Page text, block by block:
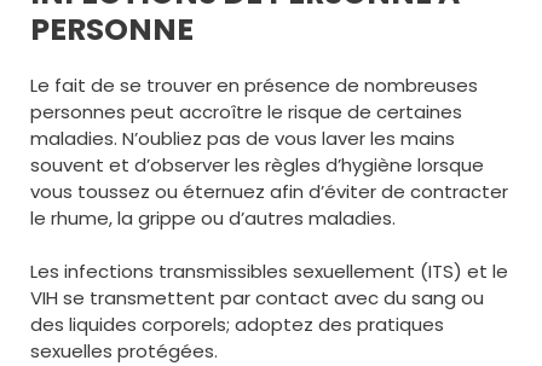
PERSONNE
Le fait de se trouver en présence de nombreuses
personnes peut accroître le risque de certaines
maladies. N’oubliez pas de vous laver les mains
souvent et d’observer les règles d’hygiène lorsque
vous toussez ou éternuez afin d’éviter de contracter
le rhume, la grippe ou d’autres maladies.
Les infections transmissibles sexuellement (ITS) et le
VIH se transmettent par contact avec du sang ou
des liquides corporels; adoptez des pratiques
sexuelles protégées.